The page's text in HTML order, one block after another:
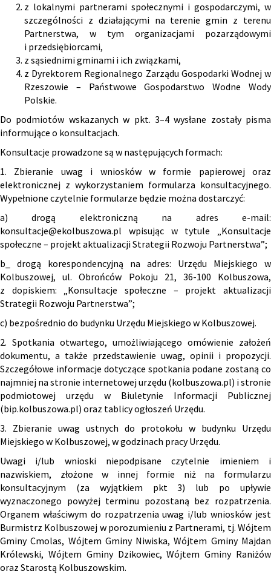
z lokalnymi partnerami społecznymi i gospodarczymi, w
szczególności z działającymi na terenie gmin z terenu
Partnerstwa, w tym organizacjami pozarządowymi
i przedsiębiorcami,
z sąsiednimi gminami i ich związkami,
z Dyrektorem Regionalnego Zarządu Gospodarki Wodnej w
Rzeszowie – Państwowe Gospodarstwo Wodne Wody
Polskie.
Do podmiotów wskazanych w pkt. 3–4 wysłane zostały pisma
informujące o konsultacjach.
Konsultacje prowadzone są w następujących formach:
1. Zbieranie uwag i wniosków w formie papierowej oraz
elektronicznej z wykorzystaniem formularza konsultacyjnego.
Wypełnione czytelnie formularze będzie można dostarczyć:
a) drogą elektroniczną na adres e-mail:
konsultacje@ekolbuszowa.pl wpisując w tytule „Konsultacje
społeczne – projekt aktualizacji Strategii Rozwoju Partnerstwa”;
b_ drogą korespondencyjną na adres: Urzędu Miejskiego w
Kolbuszowej, ul. Obrońców Pokoju 21, 36-100 Kolbuszowa,
z dopiskiem: „Konsultacje społeczne – projekt aktualizacji
Strategii Rozwoju Partnerstwa”;
c) bezpośrednio do budynku Urzędu Miejskiego w Kolbuszowej.
2. Spotkania otwartego, umożliwiającego omówienie założeń
dokumentu, a także przedstawienie uwag, opinii i propozycji.
Szczegółowe informacje dotyczące spotkania podane zostaną co
najmniej na stronie internetowej urzędu (kolbuszowa.pl) i stronie
podmiotowej urzędu w Biuletynie Informacji Publicznej
(bip.kolbuszowa.pl) oraz tablicy ogłoszeń Urzędu.
3. Zbieranie uwag ustnych do protokołu w budynku Urzędu
Miejskiego w Kolbuszowej, w godzinach pracy Urzędu.
Uwagi i/lub wnioski niepodpisane czytelnie imieniem i
nazwiskiem, złożone w innej formie niż na formularzu
konsultacyjnym (za wyjątkiem pkt 3) lub po upływie
wyznaczonego powyżej terminu pozostaną bez rozpatrzenia.
Organem właściwym do rozpatrzenia uwag i/lub wniosków jest
Burmistrz Kolbuszowej w porozumieniu z Partnerami, tj. Wójtem
Gminy Cmolas, Wójtem Gminy Niwiska, Wójtem Gminy Majdan
Królewski, Wójtem Gminy Dzikowiec, Wójtem Gminy Raniżów
oraz Starostą Kolbuszowskim.